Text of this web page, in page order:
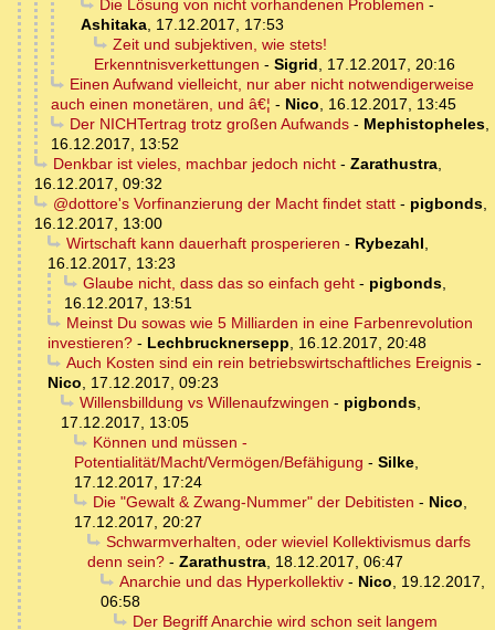
Die Lösung von nicht vorhandenen Problemen -
Ashitaka, 17.12.2017, 17:53
Zeit und subjektiven, wie stets!
Erkenntnisverkettungen - Sigrid, 17.12.2017, 20:16
Einen Aufwand vielleicht, nur aber nicht notwendigerweise
auch einen monetären, und â€¦ - Nico, 16.12.2017, 13:45
Der NICHTertrag trotz großen Aufwands- Mephistopheles,
16.12.2017, 13:52
Denkbar ist vieles, machbar jedoch nicht- Zarathustra,
16.12.2017, 09:32
@dottore's Vorfinanzierung der Macht findet statt- pigbonds,
16.12.2017, 13:00
Wirtschaft kann dauerhaft prosperieren - Rybezahl,
16.12.2017, 13:23
Glaube nicht, dass das so einfach geht- pigbonds,
16.12.2017, 13:51
Meinst Du sowas wie 5 Milliarden in eine Farbenrevolution
investieren? - Lechbrucknersepp, 16.12.2017, 20:48
Auch Kosten sind ein rein betriebswirtschaftliches Ereignis-
Nico, 17.12.2017, 09:23
Willensbilldung vs Willenaufzwingen - pigbonds,
17.12.2017, 13:05
Können und müssen -
Potentialität/Macht/Vermögen/Befähigung - Silke,
17.12.2017, 17:24
Die "Gewalt & Zwang-Nummer" der Debitisten - Nico,
17.12.2017, 20:27
Schwarmverhalten, oder wieviel Kollektivismus darfs
denn sein? - Zarathustra, 18.12.2017, 06:47
Anarchie und das Hyperkollektiv- Nico, 19.12.2017,
06:58
Der Begriff Anarchie wird schon seit langem